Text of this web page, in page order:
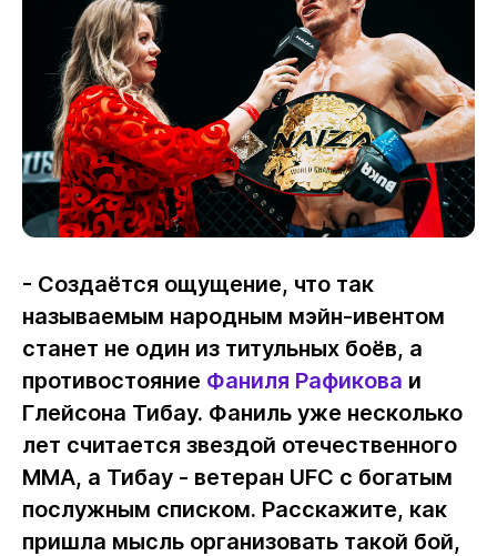
- Создаётся ощущение, что так
называемым народным мэйн-ивентом
станет не один из титульных боёв, а
противостояние Фаниля Рафикова и
Глейсона Тибау. Фаниль уже несколько
лет считается звездой отечественного
ММА, а Тибау - ветеран UFC с богатым
послужным списком. Расскажите, как
пришла мысль организовать такой бой,